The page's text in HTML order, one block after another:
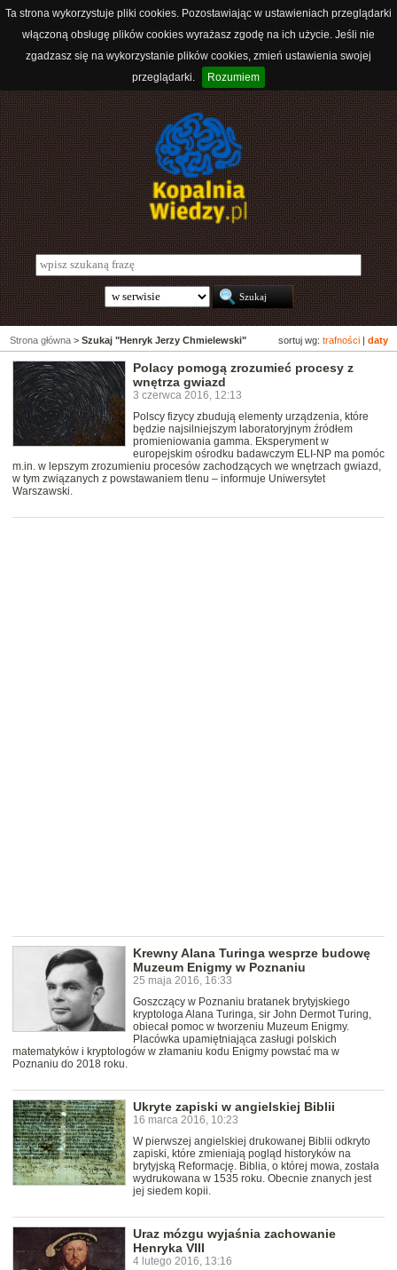
Ta strona wykorzystuje pliki cookies. Pozostawiając w ustawieniach przeglądarki
włączoną obsługę plików cookies wyrażasz zgodę na ich użycie. Jeśli nie
zgadzasz się na wykorzystanie plików cookies, zmień ustawienia swojej
przeglądarki.
Rozumiem
sortuj wg: trafności daty
Strona główna > Szukaj "Henryk Jerzy Chmielewski"
Polacy pomogą zrozumieć procesy z
wnętrza gwiazd
3 czerwca 2016, 12:13
Polscy fizycy zbudują elementy urządzenia, które
będzie najsilniejszym laboratoryjnym źródłem
promieniowania gamma. Eksperyment w
europejskim ośrodku badawczym ELI-NP ma pomóc
m.in. w lepszym zrozumieniu procesów zachodzących we wnętrzach gwiazd,
w tym związanych z powstawaniem tlenu – informuje Uniwersytet
Warszawski.
Krewny Alana Turinga wesprze budowę
Muzeum Enigmy w Poznaniu
25 maja 2016, 16:33
Goszczący w Poznaniu bratanek brytyjskiego
kryptologa Alana Turinga, sir John Dermot Turing,
obiecał pomoc w tworzeniu Muzeum Enigmy.
Placówka upamiętniająca zasługi polskich
matematyków i kryptologów w złamaniu kodu Enigmy powstać ma w
Poznaniu do 2018 roku.
Ukryte zapiski w angielskiej Biblii
16 marca 2016, 10:23
W pierwszej angielskiej drukowanej Biblii odkryto
zapiski, które zmieniają pogląd historyków na
brytyjską Reformację. Biblia, o której mowa, została
wydrukowana w 1535 roku. Obecnie znanych jest
jej siedem kopii.
Uraz mózgu wyjaśnia zachowanie
Henryka VIII
4 lutego 2016, 13:16